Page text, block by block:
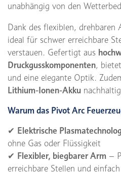
unabhängig von den
Dank des flexiblen, drehbaren
ideal für schwer erreichbare
verstauen. Gefertigt aus
Druckgusskomponenten,
und eine elegante Optik.
Lithium-Ionen-Akku
Warum das Pivot Arc
✔ Elektrische
ohne Gas oder Flüssigkeit
✔ Flexibler, biegbarer Arm –
erreichbare Stellen und